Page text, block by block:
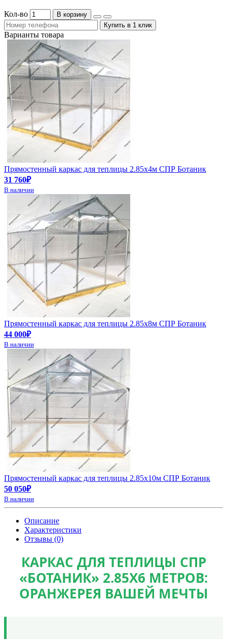
Кол-во
В корзину
Купить в 1 клик
Варианты товара
Прямостенный каркас для теплицы 2.85х4м СПР Ботаник
31 760₽
В наличии
Прямостенный каркас для теплицы 2.85х8м СПР Ботаник
44 000₽
В наличии
Прямостенный каркас для теплицы 2.85х10м СПР Ботаник
50 050₽
В наличии
Описание
Характеристики
Отзывы (0)
КАРКАС ДЛЯ ТЕПЛИЦЫ СПР
«БОТАНИК» 2.85Х6 МЕТРОВ:
ОРАНЖЕРЕЯ ВАШЕЙ МЕЧТЫ